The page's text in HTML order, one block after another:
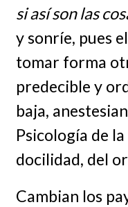
si así son las
y sonríe, pues
tomar forma
predecible y
baja,
Psicología de
docilidad, del
Cambian los